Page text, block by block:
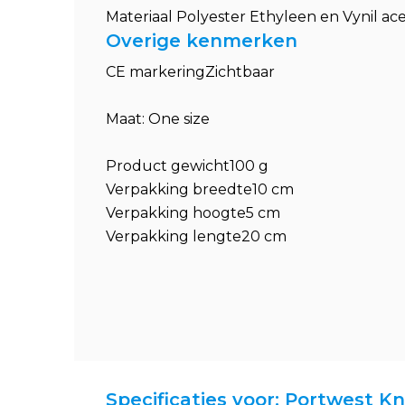
Materiaal Polyester Ethyleen en Vynil
Overige kenmerken
CE markeringZichtbaar
Maat: One size
Product gewicht100 g
Verpakking breedte10 cm
Verpakking hoogte5 cm
Verpakking lengte20 cm
Specificaties voor: Portwest